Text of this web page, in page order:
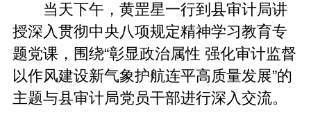
当天下午，黄罡星一行到县审计局讲
授深入贯彻中央八项规定精神学习教育专
题党课，围绕“彰显政治属性 强化审计监督
以作风建设新气象护航连平高质量发展”的
主题与县审计局党员干部进行深入交流。